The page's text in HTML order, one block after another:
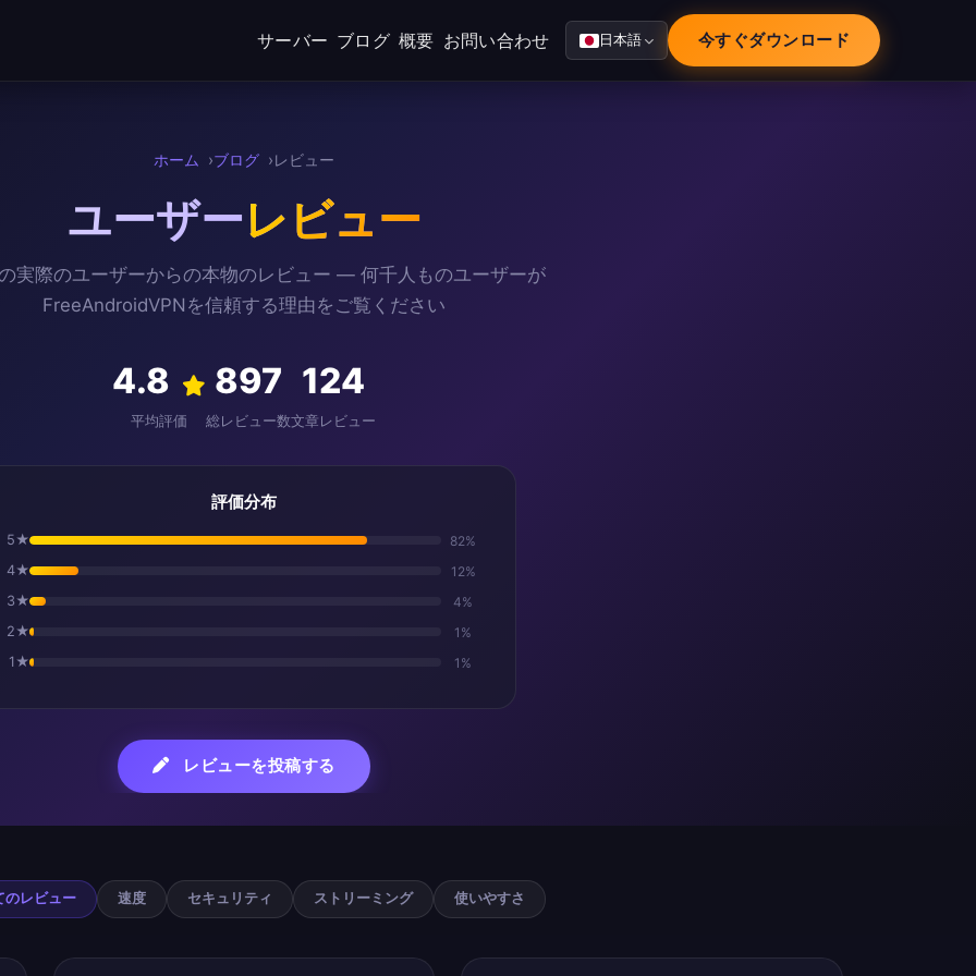
サーバー ブログ 概要 お問い合わせ 日本語 今すぐダウンロード
ホーム ブログ レビュー
ユーザーレビュー
実際のユーザーからの本物のレビュー — 何千人ものユーザーが
FreeAndroidVPNを信頼する理由をご覧ください
4.8
平均評価
897
総レビュー数
124
文章レビュー
評価分布
5★
82%
4★
12%
3★
4%
2★
1%
1★
1%
レビューを投稿する
ユーザーレビュー
のレビュー 速度 セキュリティ ストリーミング 使いやすさ